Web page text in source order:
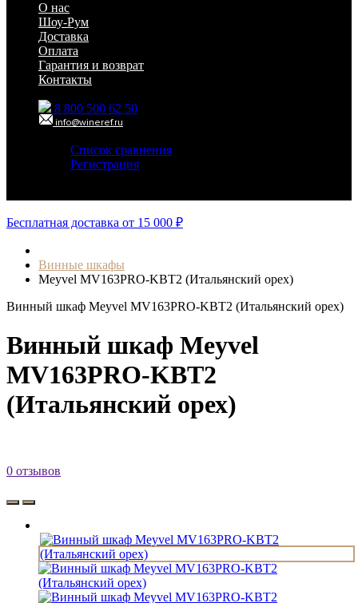
О нас
Шоу-Рум
Доставка
Оплата
Гарантия и возврат
Контакты
8 800 500 62 50
info@wineref.ru
Список сравнения
Регистрация
Бесплатная доставка от 15 000 ₽
Винные шкафы
Meyvel MV163PRO-KBT2 (Итальянский орех)
Винный шкаф Meyvel MV163PRO-KBT2 (Итальянский орех)
Винный шкаф Meyvel
MV163PRO-KBT2
(Итальянский орех)
0 отзывов